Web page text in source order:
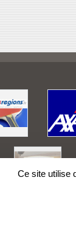
Ce site utilise